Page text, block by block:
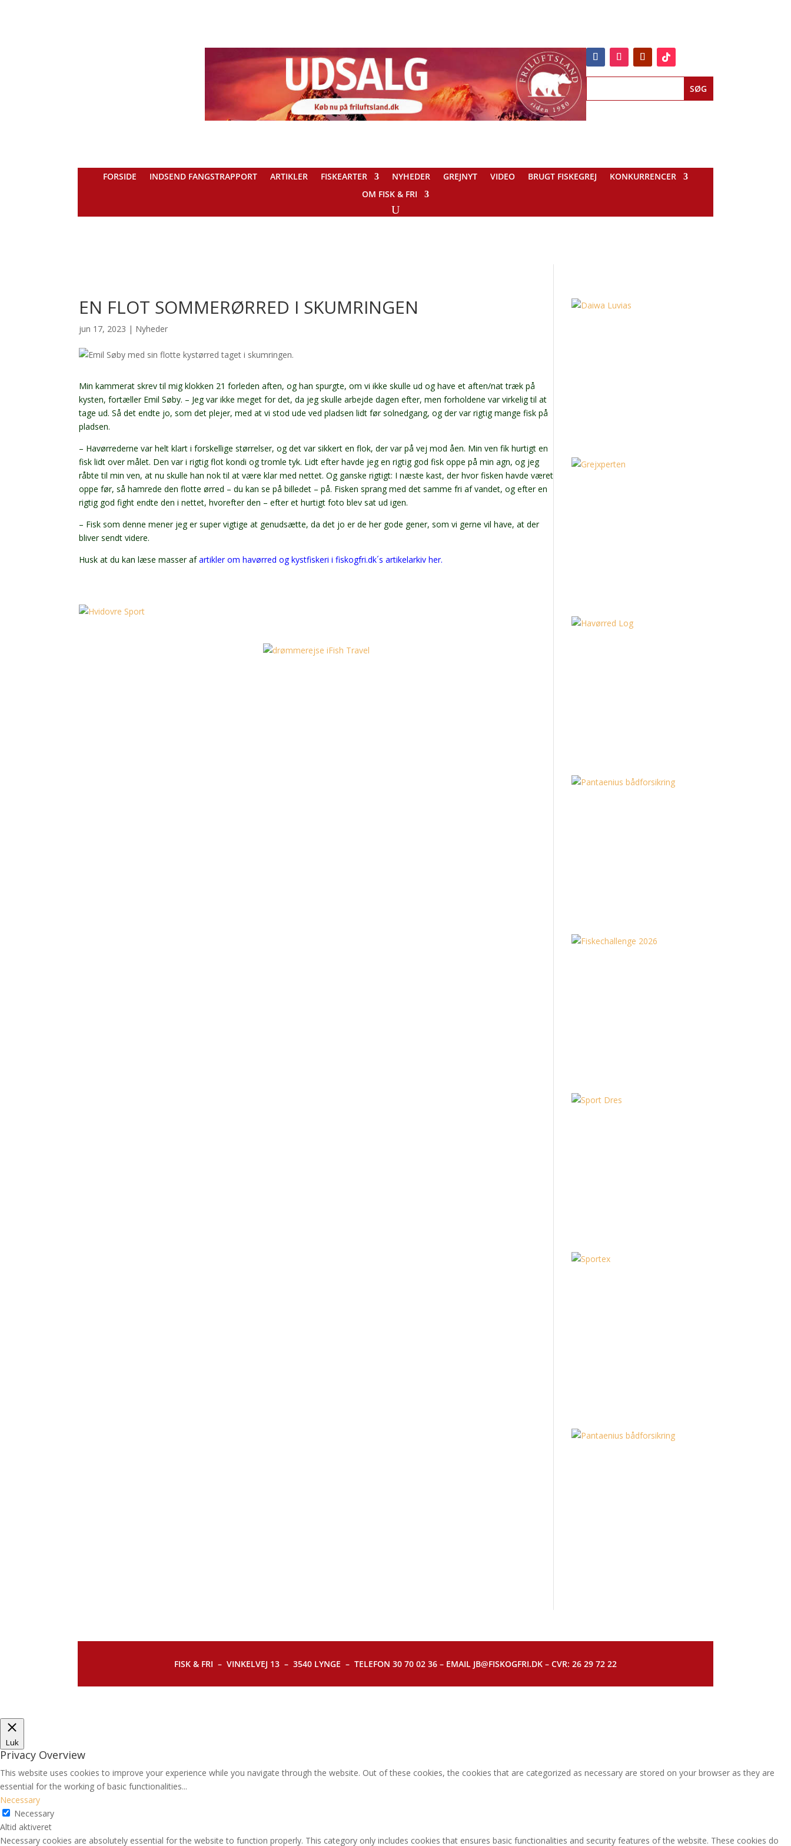
FORSIDE INDSEND FANGSTRAPPORT ARTIKLER FISKEARTER NYHEDER GREJNYT VIDEO BRUGT FISKEGREJ
KONKURRENCER
OM FISK & FRI
EN FLOT SOMMERØRRED I SKUMRINGEN
jun 17, 2023 | Nyheder
Min kammerat skrev til mig klokken 21 forleden aften, og han spurgte, om vi ikke skulle ud og have et aften/nat træk på
kysten, fortæller Emil Søby. – Jeg var ikke meget for det, da jeg skulle arbejde dagen efter, men forholdene var virkelig til at
tage ud. Så det endte jo, som det plejer, med at vi stod ude ved pladsen lidt før solnedgang, og der var rigtig mange fisk på
pladsen.
– Havørrederne var helt klart i forskellige størrelser, og det var sikkert en flok, der var på vej mod åen. Min ven fik hurtigt en
fisk lidt over målet. Den var i rigtig flot kondi og tromle tyk. Lidt efter havde jeg en rigtig god fisk oppe på min agn, og jeg
råbte til min ven, at nu skulle han nok til at være klar med nettet. Og ganske rigtigt: I næste kast, der hvor fisken havde været
oppe før, så hamrede den flotte ørred – du kan se på billedet – på. Fisken sprang med det samme fri af vandet, og efter en
rigtig god fight endte den i nettet, hvorefter den – efter et hurtigt foto blev sat ud igen.
– Fisk som denne mener jeg er super vigtige at genudsætte, da det jo er de her gode gener, som vi gerne vil have, at der
bliver sendt videre.
Husk at du kan læse masser afartikler om havørred og kystfiskeri i fiskogfri.dk´s artikelarkiv her.
FISK & FRI – VINKELVEJ 13 – 3540 LYNGE – TELEFON 30 70 02 36 – EMAIL JB@FISKOGFRI.DK – CVR: 26 29 72 22
Luk
Privacy Overview
This website uses cookies to improve your experience while you navigate through the website. Out of these cookies, the cookies that are categorized as necessary are stored on your browser as they are
essential for the working of basic functionalities...
Necessary
Necessary
Altid aktiveret
Necessary cookies are absolutely essential for the website to function properly. This category only includes cookies that ensures basic functionalities and security features of the website. These cookies do